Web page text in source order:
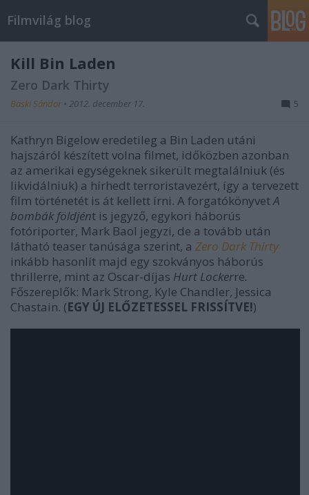
Filmvilág blog
Kill Bin Laden
Zero Dark Thirty
Baski Sándor • 2012. december 17. 5
Kathryn Bigelow eredetileg a Bin Laden utáni
hajszáról készített volna filmet, időközben azonban
az amerikai egységeknek sikerült megtalálniuk (és
likvidálniuk) a hírhedt terroristavezért, így a tervezett
film történetét is át kellett írni. A forgatókönyvetA
bombák földjént is jegyző, egykori háborús
fotóriporter, Mark Baol jegyzi, de a tovább után
látható teaser tanúsága szerint, a Zero Dark Thirty
inkább hasonlít majd egy szokványos háborús
thrillerre, mint az Oscar-díjas Hurt Lockerre.
Főszereplők: Mark Strong, Kyle Chandler, Jessica
Chastain. (EGY ÚJ ELŐZETESSEL FRISSÍTVE!)